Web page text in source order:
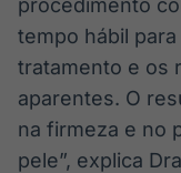
procedimento
tempo hábil
tratamento e os
aparentes. O
na firmeza e no
pele”, explica